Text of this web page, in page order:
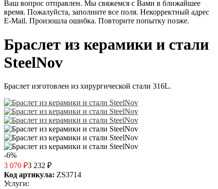
Ваш вопрос отправлен. Мы свяжемся с Вами в ближайшее
время. Пожалуйста, заполните все поля. Некорректный адрес
E-Mail. Произошла ошибка. Повторите попытку позже.
Браслет из керамики и стали
SteelNov
Браслет изготовлен из хирургической стали 316L.
-6%
3 070 ₽3 232 ₽
Код артикула: ZS3714
Услуги: